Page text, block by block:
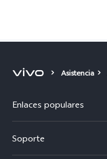
Asistencia
Enlaces populares
Soporte